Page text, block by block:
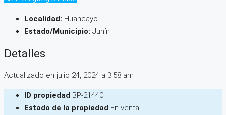
Localidad: Huancayo
Estado/Municipio: Junín
Detalles
Actualizado en julio 24, 2024 a 3:58 am
ID propiedad BP-21440
Estado de la propiedad En venta